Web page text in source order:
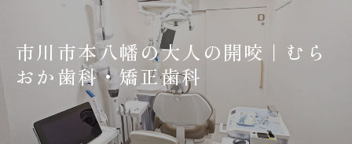
市川市本八幡の大人の開咬 ｜むら
おか歯科・矯正歯科